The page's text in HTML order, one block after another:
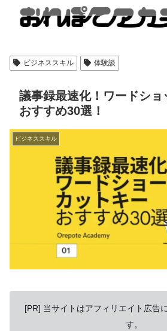
ビジネススキル 体験談
議事録最速化！ワードショ
おすすめ30選！
ビジネススキル
[PR] 当サイトはアフィリエイト広告
す。